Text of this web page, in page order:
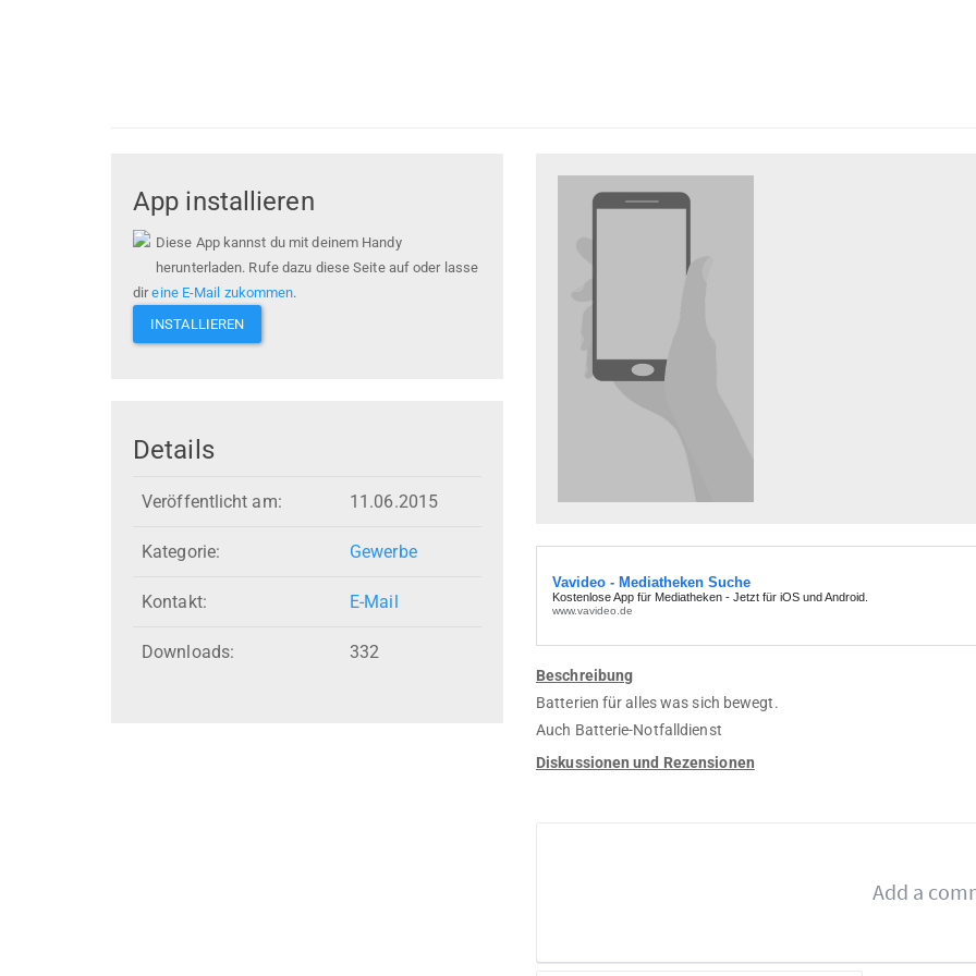
App installieren
Diese App kannst du mit deinem Handy
herunterladen. Rufe dazu diese Seite auf oder lasse
direine E-Mail zukommen.
INSTALLIEREN
Details
Veröffentlicht am: 11.06.2015
Kategorie: Gewerbe
Kontakt: E-Mail
Downloads: 332
Beschreibung
Batterien für alles was sich bewegt.
Auch Batterie-Notfalldienst
Diskussionen und Rezensionen